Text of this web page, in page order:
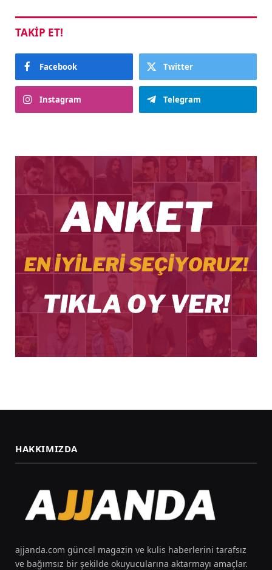
TAKIP ET!
Facebook Twitter
Instagram Telegram
HAKKIMIZDA
ajjanda.com güncel magazin ve kulis haberlerini tarafsız
ve bağımsız bir şekilde okuyucularına aktarmayı amaçlar.